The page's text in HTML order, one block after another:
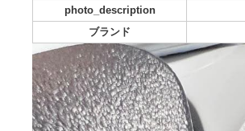
配送料の負担:
配送の方法:
発送元の地域:
発送までの日数:
photo_description